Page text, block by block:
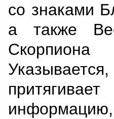
со знаками
а также